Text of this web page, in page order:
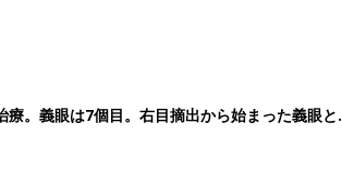
。義眼は7個目。右目摘出から始まった義眼と